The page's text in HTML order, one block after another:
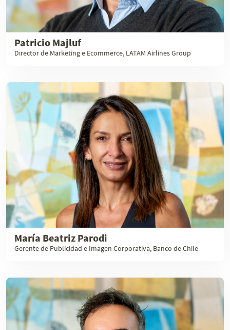
Patricio Majluf
Director de Marketing e Ecommerce, LATAM Airlines Group
María Beatriz Parodi
Gerente de Publicidad e Imagen Corporativa, Banco de Chile